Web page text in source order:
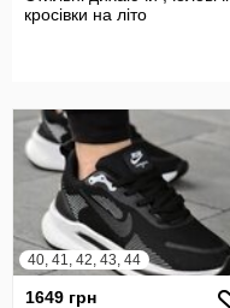
кросівки на літо
40, 41, 42, 43, 44
1649 грн